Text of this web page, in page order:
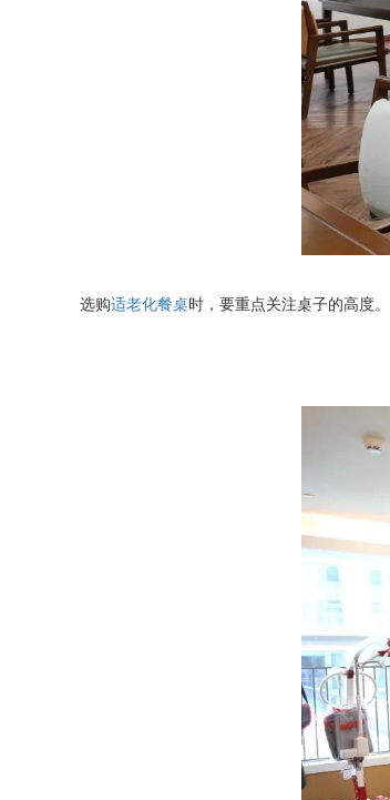
选购适老化餐桌时，要重点关注桌子的高度